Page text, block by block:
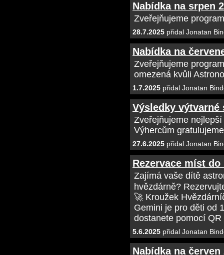
Nabídka na srpen
Zveřejňujeme
28.7.2025 přidal Jonatan
Nabídka na
Zveřejňujeme
omezená kvůli
1.7.2025 přidal Jonatan
Výsledky výtvarné
Zveřejňujeme
Výhercům
27.6.2025 přidal Jonatan
Rezervace míst do
Zajímá vaše dítě
hvězdárně?
🚀 Kroužek
Gemini je pro děti od
dostanete pomocí QR
5.6.2025 přidal Jonatan
Nabídka na červen